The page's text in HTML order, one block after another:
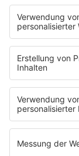
Frühstück bei
Brave & One
NotAufnahme
"Bewerbung
Aber bitte mit
Erdbeerkäse
Fitness mit
Glück in
Todesursache
Niemand